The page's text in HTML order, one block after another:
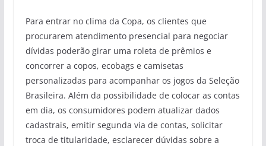
Para entrar no clima da Copa, os clientes que
procurarem atendimento presencial para negociar
dívidas poderão girar uma roleta de prêmios e
concorrer a copos, ecobags e camisetas
personalizadas para acompanhar os jogos da Seleção
Brasileira. Além da possibilidade de colocar as contas
em dia, os consumidores podem atualizar dados
cadastrais, emitir segunda via de contas, solicitar
troca de titularidade, esclarecer dúvidas sobre a